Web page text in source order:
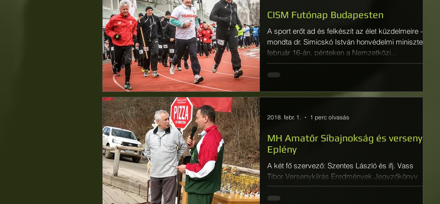
CISM Futónap Budapesten
A sport erőt ad és felkészít az élet küzdelmeire –
mondta dr. Simicskó István honvédelmi miniszter
február 16-án, pénteken a Nemzetközi...
MH Amatőr Síbajnokság és verseny,
Eplény
A két fő szervező: Szentes László és ifj. Vass
Tibor Versenykiírás Eredmények Jegyzőkönyv
KÉPEK TOVÁBBI KÉPEK
2018. febr. 1. 1 perc olvasás